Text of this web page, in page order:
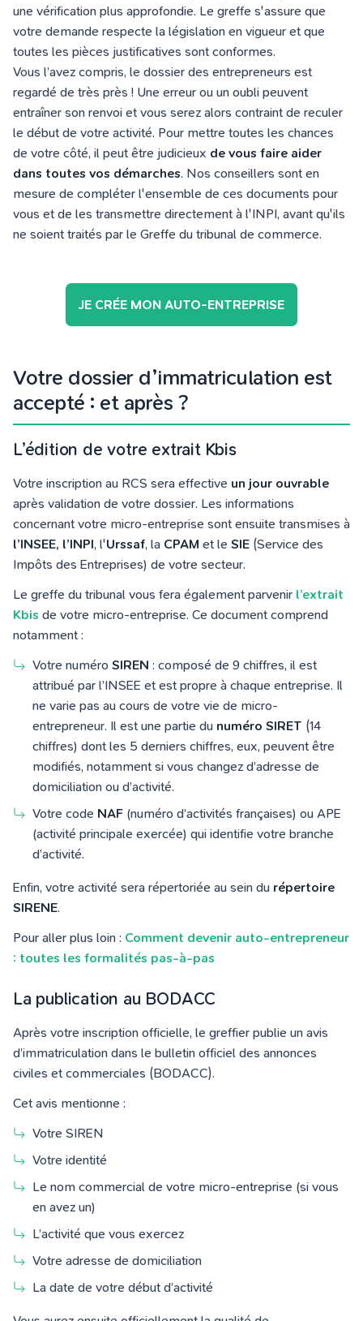
une vérification plus approfondie. Le greffe s'assure que
votre demande respecte la législation en vigueur et que
toutes les pièces justificatives sont conformes.
Vous l’avez compris, le dossier des entrepreneurs est
regardé de très près ! Une erreur ou un oubli peuvent
entraîner son renvoi et vous serez alors contraint de reculer
le début de votre activité. Pour mettre toutes les chances
de votre côté, il peut être judicieux de vous faire aider
dans toutes vos démarches. Nos conseillers sont en
mesure de compléter l'ensemble de ces documents pour
vous et de les transmettre directement à l'INPI, avant qu'ils
ne soient traités par le Greffe du tribunal de commerce.
JE CRÉE MON AUTO-ENTREPRISE
Votre dossier d’immatriculation est
accepté : et après ?
L’édition de votre extrait Kbis
Votre inscription au RCS sera effective un jour ouvrable
après validation de votre dossier. Les informations
concernant votre micro-entreprise sont ensuite transmises à
l’INSEE, l’INPI, l'Urssaf, la CPAM et le SIE (Service des
Impôts des Entreprises) de votre secteur.
Le greffe du tribunal vous fera également parvenir l’extrait
Kbis de votre micro-entreprise. Ce document comprend
notamment :
Votre numéro SIREN : composé de 9 chiffres, il est
attribué par l’INSEE et est propre à chaque entreprise. Il
ne varie pas au cours de votre vie de micro-
entrepreneur. Il est une partie du numéro SIRET (14
chiffres) dont les 5 derniers chiffres, eux, peuvent être
modifiés, notamment si vous changez d’adresse de
domiciliation ou d’activité.
Votre code NAF (numéro d’activités françaises) ou APE
(activité principale exercée) qui identifie votre branche
d’activité.
Enfin, votre activité sera répertoriée au sein du répertoire
SIRENE.
Pour aller plus loin : Comment devenir auto-entrepreneur
: toutes les formalités pas-à-pas
La publication au BODACC
Après votre inscription officielle, le greffier publie un avis
d’immatriculation dans le bulletin officiel des annonces
civiles et commerciales (BODACC).
Cet avis mentionne :
Votre SIREN
Votre identité
Le nom commercial de votre micro-entreprise (si vous
en avez un)
L’activité que vous exercez
Votre adresse de domiciliation
La date de votre début d’activité